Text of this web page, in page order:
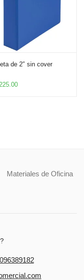
de 2″ sin cover
225.00
Materiales de Oficina